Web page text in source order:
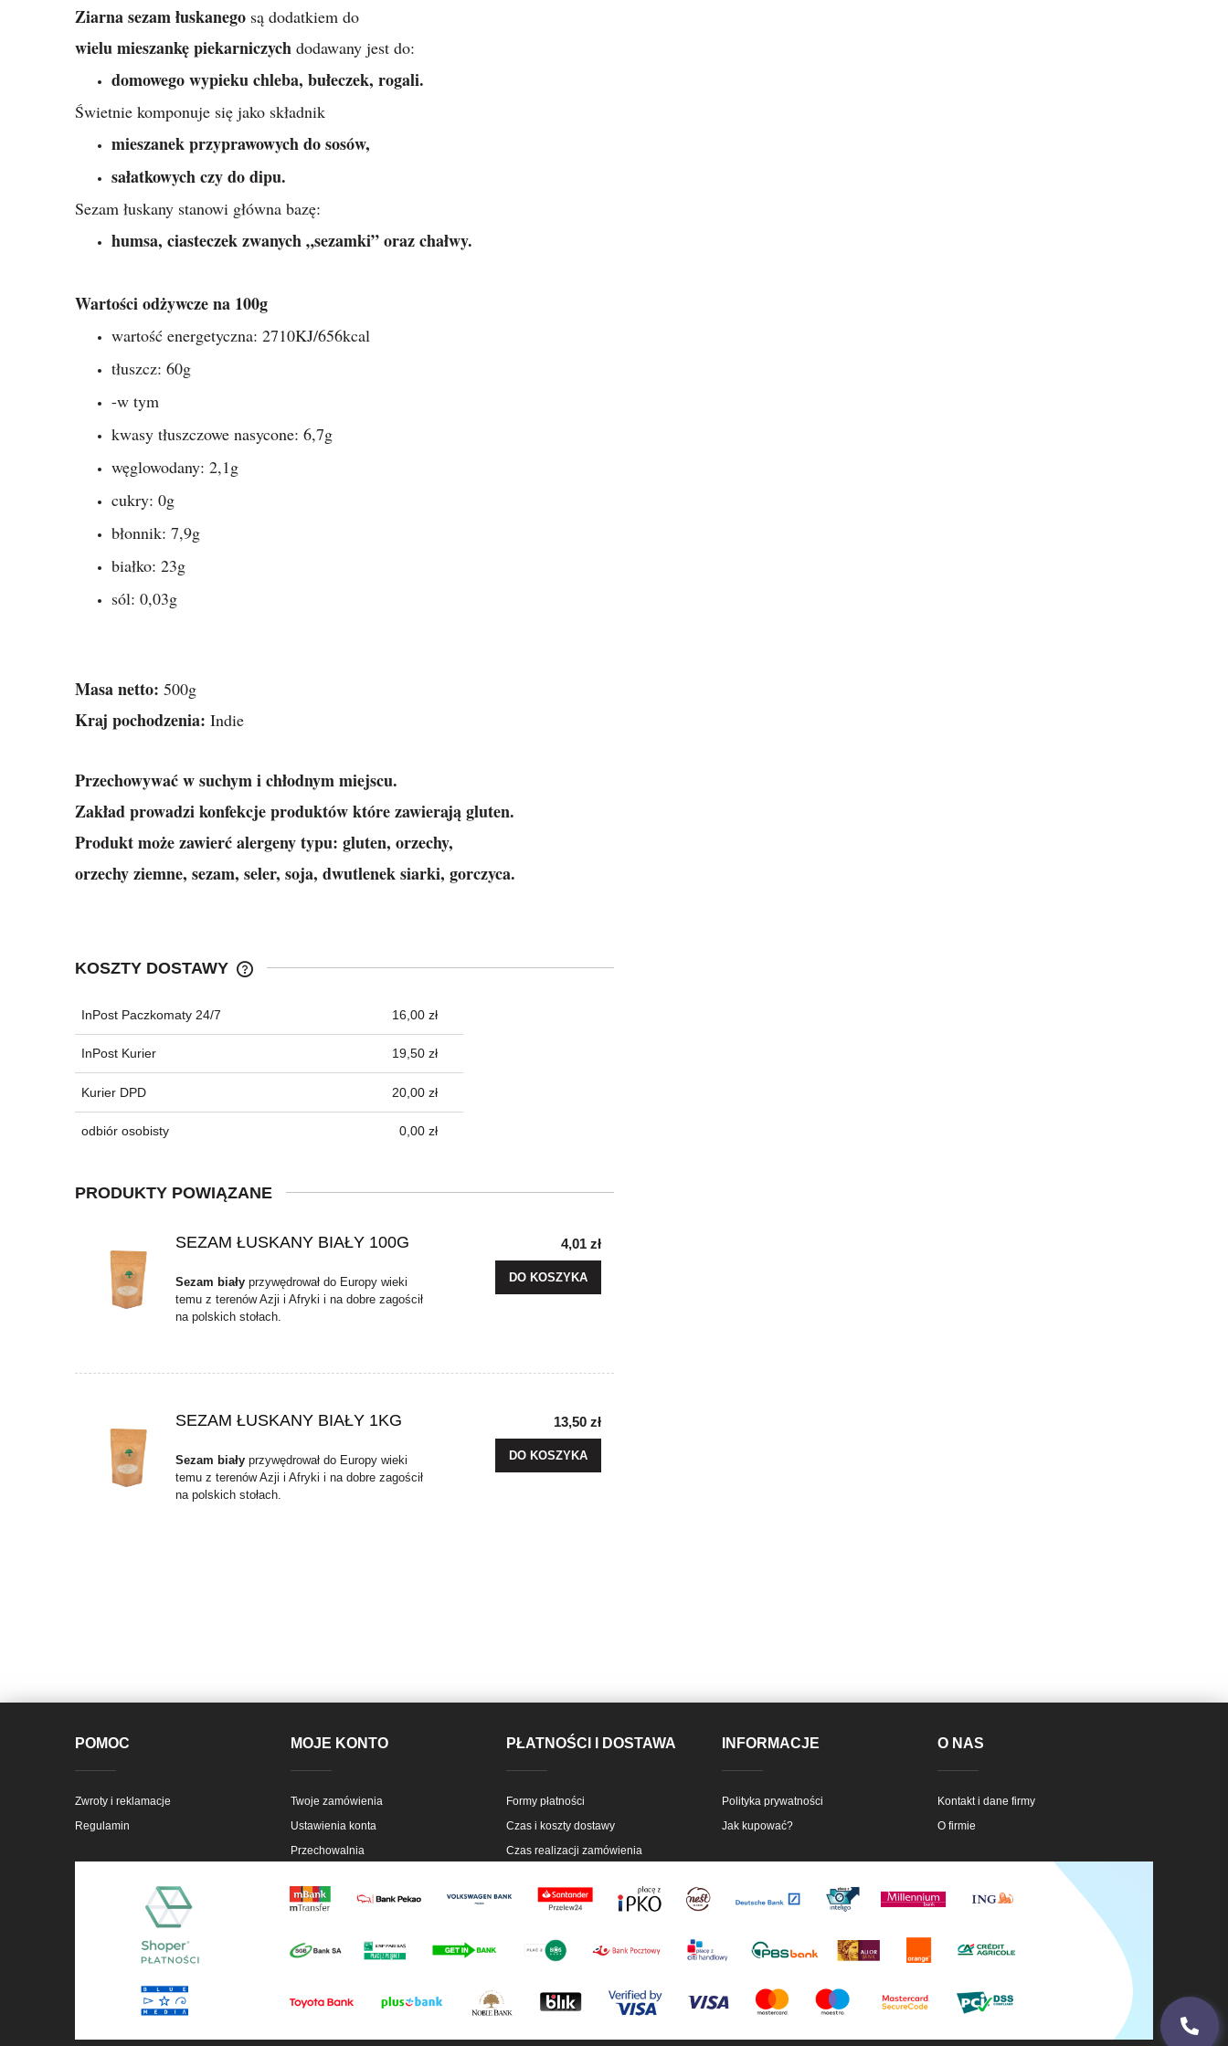
Ziarna sezam łuskanego są dodatkiem do
wielu mieszankę piekarniczych dodawany jest do:
domowego wypieku chleba, bułeczek, rogali.
Świetnie komponuje się jako składnik
mieszanek przyprawowych do sosów,
sałatkowych czy do dipu.
Sezam łuskany stanowi główna bazę:
humsa, ciasteczek zwanych „sezamki” oraz chałwy.
Wartości odżywcze na 100g
wartość energetyczna: 2710KJ/656kcal
tłuszcz: 60g
-w tym
kwasy tłuszczowe nasycone: 6,7g
węglowodany: 2,1g
cukry: 0g
błonnik: 7,9g
białko: 23g
sól: 0,03g
Masa netto: 500g
Kraj pochodzenia: Indie
Przechowywać w suchym i chłodnym miejscu.
Zakład prowadzi konfekcje produktów które zawierają gluten.
Produkt może zawierć alergeny typu: gluten, orzechy,
orzechy ziemne, sezam, seler, soja, dwutlenek siarki, gorczyca.
KOSZTY DOSTAWY
CENA NIE ZAWIERA EWENTUALNYCH
KOSZTÓW PŁATNOŚCI
InPost Paczkomaty 24/7 16,00 zł
InPost Kurier 19,50 zł
Kurier DPD 20,00 zł
odbiór osobisty 0,00 zł
PRODUKTY POWIĄZANE
SEZAM ŁUSKANY BIAŁY 100G
Sezam białyprzywędrował do Europy wieki
temu z terenów Azji i Afryki i na dobre zagościł
na polskich stołach.
4,01 zł
DO KOSZYKA
SEZAM ŁUSKANY BIAŁY 1KG
Sezam białyprzywędrował do Europy wieki
temu z terenów Azji i Afryki i na dobre zagościł
na polskich stołach.
13,50 zł
DO KOSZYKA
POMOC
Zwroty i reklamacje
Regulamin
MOJE KONTO
Twoje zamówienia
Ustawienia konta
Przechowalnia
PŁATNOŚCI I DOSTAWA
Formy płatności
Czas i koszty dostawy
Czas realizacji zamówienia
INFORMACJE
Polityka prywatności
Jak kupować?
O NAS
Kontakt i dane firmy
O firmie